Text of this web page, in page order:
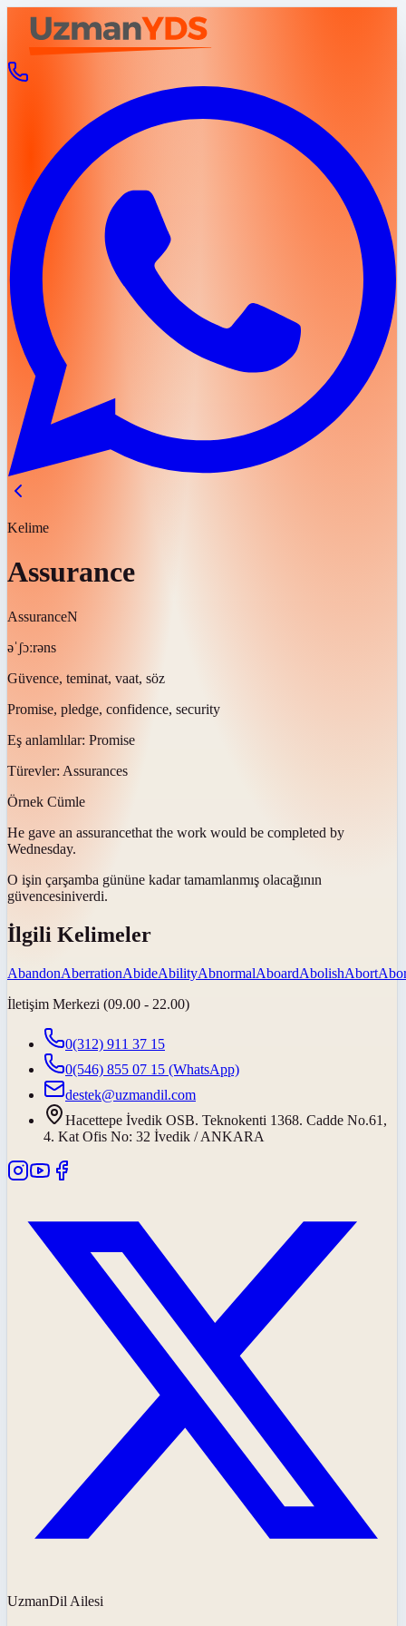
Kelime
Assurance
AssuranceN
əˈʃɔːrəns
Güvence, teminat, vaat, söz
Promise, pledge, confidence, security
Eş anlamlılar: Promise
Türevler: Assurances
Örnek Cümle
He gave an assurancethat the work would be completed by
Wednesday.
O işin çarşamba gününe kadar tamamlanmış olacağının
güvencesiniverdi.
İlgili Kelimeler
AbandonAberrationAbideAbilityAbnormalAboardAbolishAbort
İletişim Merkezi (09.00 - 22.00)
0(312) 911 37 15
0(546) 855 07 15 (WhatsApp)
destek@uzmandil.com
Hacettepe İvedik OSB. Teknokenti 1368. Cadde No.61,
4. Kat Ofis No: 32 İvedik / ANKARA
UzmanDil Ailesi